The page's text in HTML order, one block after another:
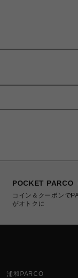
POCKET PARCO
コイン＆クーポンで
がオトクに
浦和PARCO